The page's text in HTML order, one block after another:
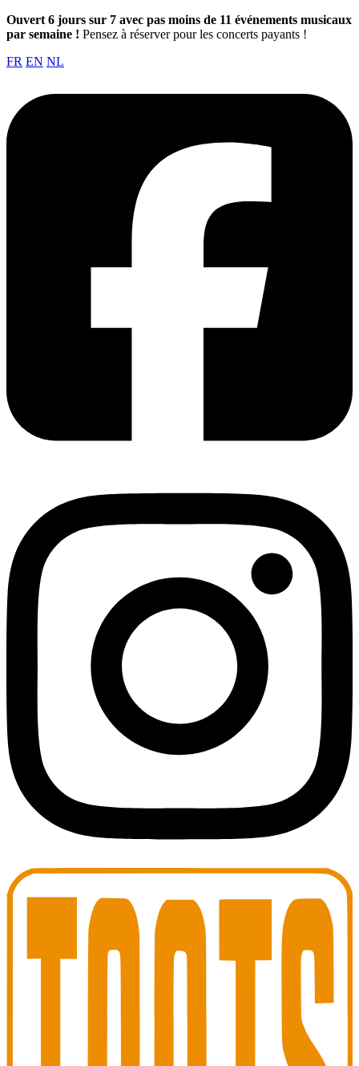
Ouvert 6 jours sur 7 avec pas moins de 11 événements musicaux
par semaine ! Pensez à réserver pour les concerts payants !
FR EN NL
Toots Jazz Club